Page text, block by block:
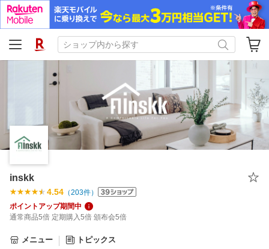
inskk
4.54 （203件）
ポイントアップ期間中
通常商品5倍 定期購入5倍 頒布会5倍
メニュー トピックス